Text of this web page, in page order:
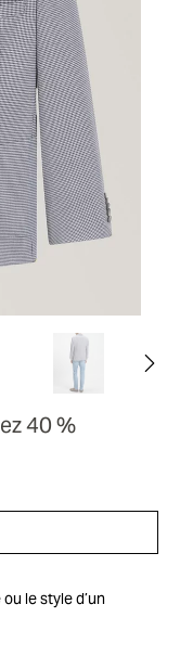
40 %
le style d’un